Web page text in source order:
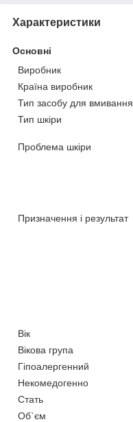
Характеристики
Основні
Виробник
Країна виробник
Тип засобу для вмивання
Тип шкіри
Проблема шкіри
Призначення і результат
Вік
Вікова група
Гіпоалергенний
Некомедогенно
Стать
Об`єм